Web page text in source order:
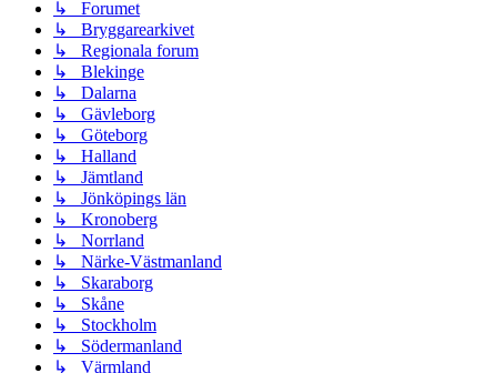
↳ Forumet
↳ Bryggarearkivet
↳ Regionala forum
↳ Blekinge
↳ Dalarna
↳ Gävleborg
↳ Göteborg
↳ Halland
↳ Jämtland
↳ Jönköpings län
↳ Kronoberg
↳ Norrland
↳ Närke-Västmanland
↳ Skaraborg
↳ Skåne
↳ Stockholm
↳ Södermanland
↳ Värmland